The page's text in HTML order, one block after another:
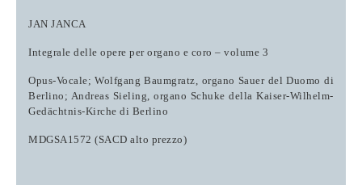
JAN JANCA
Integrale delle opere per organo e coro – volume 3
Opus-Vocale; Wolfgang Baumgratz, organo Sauer del Duomo di
Berlino; Andreas Sieling, organo Schuke della Kaiser-Wilhelm-
Gedächtnis-Kirche di Berlino
MDGSA1572 (SACD alto prezzo)